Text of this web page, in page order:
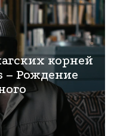
корней
– Рождение